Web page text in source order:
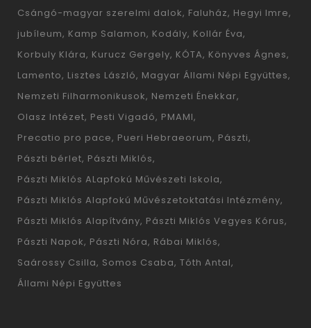
Csángó-magyar szerelmi dalok Faluház Hegyi Imre
jubíleum Kamp Salamon Kodály Kollár Éva
Korbuly Klára Kurucz Gergely KÓTA Könyves Ágnes
Lamento Lisztes László Magyar Állami Népi Együttes
Nemzeti Filharmonikusok Nemzeti Énekkar
Olasz Intézet Pesti Vigadó PMAMI
Precatio pro pace Pueri Hebraeorum Pászti
Pászti bérlet Pászti Miklós
Pászti Miklós ALapfokú Művészeti Iskola
Pászti Miklós Alapfokú Művészetoktatási Intézmény
Pászti Miklós Alapítvány Pászti Miklós Vegyes Kórus
Pászti Napok Pászti Nóra Rábai Miklós
Saárossy Csilla Somos Csaba Tóth Antal
Állami Népi Együttes